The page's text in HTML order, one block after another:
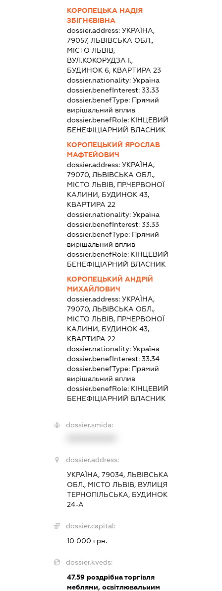
КОРОПЕЦЬКА НАДІЯ
ЗБІГНЄВІВНА
dossier.address: УКРАЇНА,
79057, ЛЬВІВСЬКА ОБЛ.,
МІСТО ЛЬВІВ,
ВУЛ.КОКОРУДЗА І.,
БУДИНОК 6, КВАРТИРА 23
dossier.nationality: Україна
dossier.benefInterest: 33.33
dossier.benefType: Прямий
вирішальний вплив
dossier.benefRole: КІНЦЕВИЙ
БЕНЕФІЦІАРНИЙ ВЛАСНИК
КОРОПЕЦЬКИЙ ЯРОСЛАВ
МАФТЕЙОВИЧ
dossier.address: УКРАЇНА,
79070, ЛЬВІВСЬКА ОБЛ.,
МІСТО ЛЬВІВ, ПР.ЧЕРВОНОЇ
КАЛИНИ, БУДИНОК 43,
КВАРТИРА 22
dossier.nationality: Україна
dossier.benefInterest: 33.33
dossier.benefType: Прямий
вирішальний вплив
dossier.benefRole: КІНЦЕВИЙ
БЕНЕФІЦІАРНИЙ ВЛАСНИК
КОРОПЕЦЬКИЙ АНДРІЙ
МИХАЙЛОВИЧ
dossier.address: УКРАЇНА,
79070, ЛЬВІВСЬКА ОБЛ.,
МІСТО ЛЬВІВ, ПР.ЧЕРВОНОЇ
КАЛИНИ, БУДИНОК 43,
КВАРТИРА 22
dossier.nationality: Україна
dossier.benefInterest: 33.34
dossier.benefType: Прямий
вирішальний вплив
dossier.benefRole: КІНЦЕВИЙ
БЕНЕФІЦІАРНИЙ ВЛАСНИК
dossier.smida:
dossier.address:
УКРАЇНА, 79034, ЛЬВІВСЬКА
ОБЛ., МІСТО ЛЬВІВ, ВУЛИЦЯ
ТЕРНОПІЛЬСЬКА, БУДИНОК
24-А
dossier.capital:
10 000 грн.
dossier.kveds:
47.59роздрібна торгівля
меблями, освітлювальним